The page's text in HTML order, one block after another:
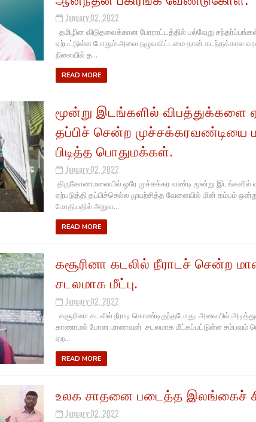
January 02, 2022
தமிழின விடுதலைக்கான போராட்டத்தில் பல்வேறு
ஏற்பட்டுள்ள போதும் அவை நழுவவிட்டமை தான் கடந்தக்கால
நிலையில் த...
READ MORE
மூன்று இடங்களில் விபத்துக்களை
தப்பிச் சென்ற முச்சக்கரவண்டியை
பிடித்த பொதுமக்கள்.
January 02, 2022
திருகோணமலையில் ஒரே முச்சக்கர வண்டி மூன்று இடங்களில்
ஏற்படுத்தி தப்பிச்செல்ல முயற்சித்த வேளையில் மின் கம்பம்
மோதியதில் அறுவ...
READ MORE
கசூரினா கடலில் நீராடச் சென்ற
சடலமாக மீட்பு.
January 02, 2022
கசூரினா கடலில் நீராடி கொண்டிருந்தபோது, அலையில்
காணாமல் போன மாணவன் சடலமாக மீட்கப்பட்டுள்ள சம்பவம்
ஏற...
READ MORE
உலக சாதனை படைத்த இலங்கைச்
January 02, 2022